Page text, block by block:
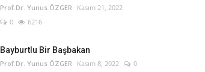
Prof.Dr. Yunus ÖZGER Kasım 21, 2022
0
6216
Bayburtlu Bir Başbakan
Prof.Dr. Yunus ÖZGER Kasım 8, 2022
0